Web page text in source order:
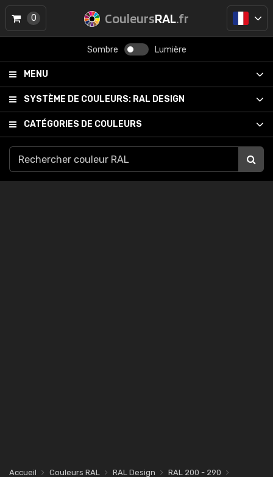
CouleursRAL.fr
Sombre Lumière
MENU
SYSTÈME DE COULEURS: RAL DESIGN
CATÉGORIES DE COULEURS
0
Accueil Couleurs RAL RAL Design
RAL 200 - 290